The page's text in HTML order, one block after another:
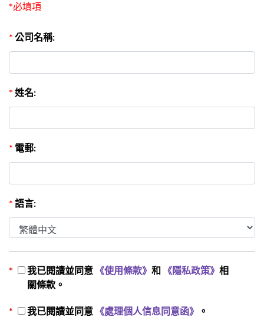
*必填項
* 公司名稱:
* 姓名:
* 電郵:
* 語言:
* 我已閱讀並同意 《使用條款》 和 《隱私政策》 相
關條款。
* 我已閱讀並同意 《處理個人信息同意函》 。